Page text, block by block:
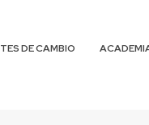
DE CAMBIO